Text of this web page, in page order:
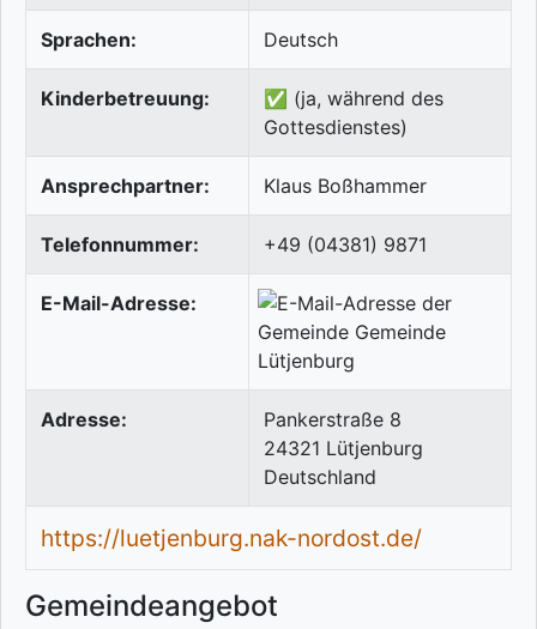
Sprachen: Deutsch
Kinderbetreuung:
✅ (ja, während des
Gottesdienstes)
Ansprechpartner: Klaus Boßhammer
Telefonnummer: +49 (04381) 9871
E-Mail-Adresse:
Adresse:
Pankerstraße 8
24321 Lütjenburg
Deutschland
https://luetjenburg.nak-nordost.de/
Gemeindeangebot